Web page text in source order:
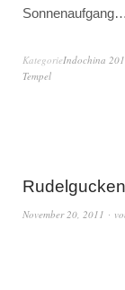
Sonnenaufgang…
KategorieIndochina
Tempel
November 20, 2011